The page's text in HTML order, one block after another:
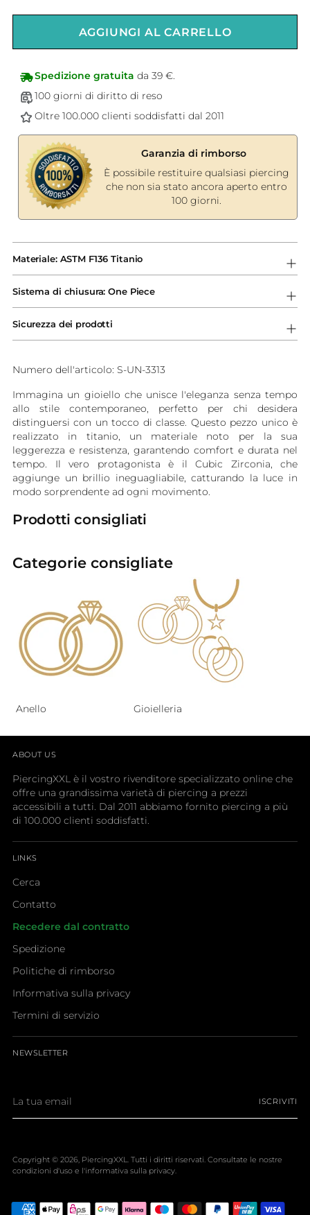
AGGIUNGI AL CARRELLO
Spedizione gratuita da 39 €.
100 giorni di diritto di reso
Oltre 100.000 clienti soddisfatti dal 2011
Garanzia di rimborso
È possibile restituire qualsiasi piercing
che non sia stato ancora aperto entro
100 giorni.
prodotto
al
carrello...
Materiale: ASTM F136 Titanio
Sistema di chiusura: One Piece
Sicurezza dei prodotti
Numero dell'articolo: S-UN-3313
Immagina un gioiello che unisce l'eleganza senza tempo
allo stile contemporaneo, perfetto per chi desidera
distinguersi con un tocco di classe. Questo pezzo unico è
realizzato in titanio, un materiale noto per la sua
leggerezza e resistenza, garantendo comfort e durata nel
tempo. Il vero protagonista è il Cubic Zirconia, che
aggiunge un brillio ineguagliabile, catturando la luce in
modo sorprendente ad ogni movimento.
Prodotti consigliati
Categorie consigliate
Anello Gioielleria
ABOUT US
PiercingXXL è il vostro rivenditore specializzato online che
offre una grandissima varietà di piercing a prezzi
accessibili a tutti. Dal 2011 abbiamo fornito piercing a più
di 100.000 clienti soddisfatti.
LINKS
Cerca
Contatto
Recedere dal contratto
Spedizione
Politiche di rimborso
Informativa sulla privacy
Termini di servizio
NEWSLETTER
tua
email
ISCRIVITI
Copyright © 2026, PiercingXXL. Tutti i diritti riservati. Consultate le nostre
condizioni d'uso e l'informativa sulla privacy.